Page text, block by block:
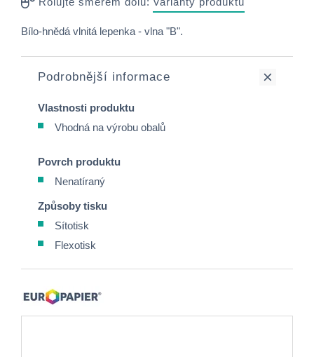
Bílo-hnědá vlnitá lepenka - vlna "B".
Podrobnější informace
Vlastnosti produktu
Vhodná na výrobu obalů
Povrch produktu
Nenatíraný
Způsoby tisku
Sítotisk
Flexotisk